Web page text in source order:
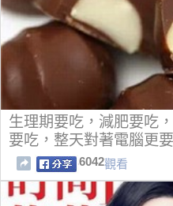
生理期要吃，減肥要吃
要吃，整天對著電腦更要
6042觀看